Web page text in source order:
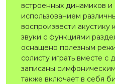
встроенных динамиков и
использованием
воспроизвести
звуки с функциями
оснащено полезным
солисту играть вместе
записаны
также включает в себя